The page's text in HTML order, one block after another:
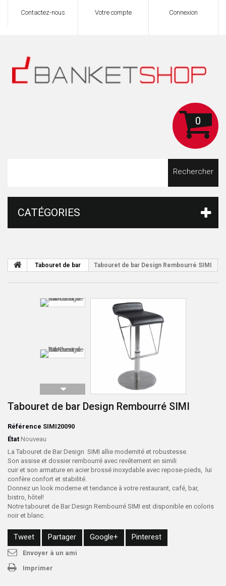
Connexion
Votre compte
Contactez-nous
0
Rechercher
CATÉGORIES
Tabouret de bar Tabouret de bar Design Rembourré SIMI
Tabouret de bar Design Rembourré SIMI
Référence SIMI20090
État Nouveau
La Tabouret de Bar Design SIMI allie modernité et robustesse.
Son assise et dossier rembourré avec revêtement en simili
cuir et son armature en acier brossé inoxydable avec repose-pieds, lui
confère confort et stabilité.
Donnez un look moderne et tendance à votre restaurant, café, bar,
bistro, hôtel!
Notre tabouret de Bar Design Rembourré SIMI est disponible en coloris
noir et blanc.
Tweet Partager Google+ Pinterest
Envoyer à un ami
Imprimer